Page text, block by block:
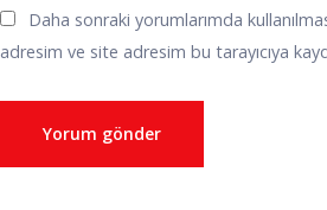
Daha sonraki yorumlarımda
adresim ve site adresim bu tarayıcıya